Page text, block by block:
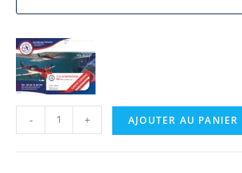
- + AJOUTER AU PANIER